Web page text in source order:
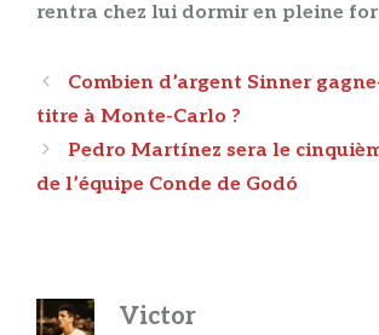
rentra chez lui dormir en pleine
Navigation
des
articles
Combien d’argent Sinner
titre à Monte-Carlo ?
Pedro Martínez sera le
de l’équipe Conde de Godó
Victor